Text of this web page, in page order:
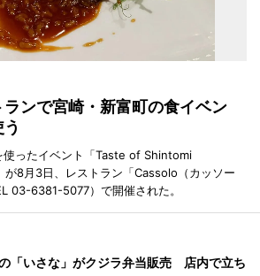
ンで宮崎・新富町の食イベン
使ったイベント「Taste of Shintomi
8月3日、レストラン「Cassolo（カッソー
03-6381-5077）で開催された。
「いさな」がクジラ弁当販売 店内で立ち